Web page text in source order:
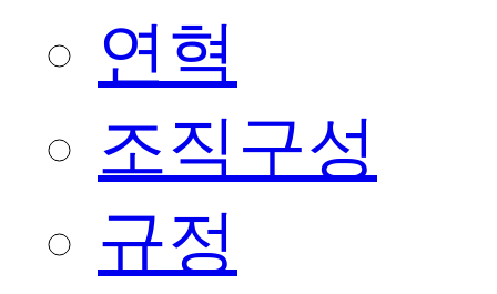
연혁
조직구성
규정